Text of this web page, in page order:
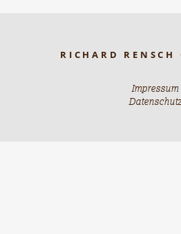
RICHARD RENSCH
Impressum
Datenschutz